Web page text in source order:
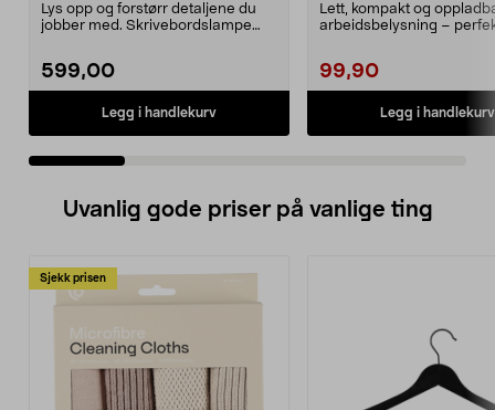
Lys opp og forstørr detaljene du
jobber med. Skrivebordslampe
599,00
Legg i handlekurv
Lett, kompakt og
arbeidsbelysning –
99,90
Legg i handlekurv
Uvanlig gode priser på vanlige ting
Sjekk prisen